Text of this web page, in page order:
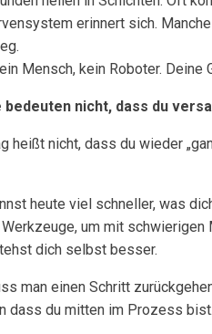
erinnert sich.
Mensch, kein Roboter. Deine
bedeuten nicht, dass du
heißt nicht, dass du wieder
heute viel schneller, was
um mit schwierigen
dich selbst besser.
man einen Schritt
dass du mitten im Prozess